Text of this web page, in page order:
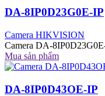
DA-8IP0D23G0E-IP
Camera HIKVISION
Camera DA-
Mua sản phẩm
DA-8IP0D43OE-IP